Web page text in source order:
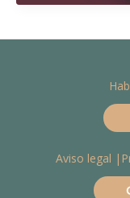
a
Aviso legal |